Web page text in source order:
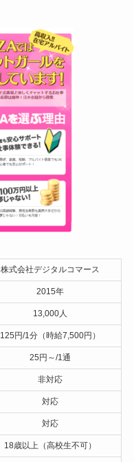
株式会社デジタルコマース
2015年
13,000人
125円/1分（時給7,500円）
25円～/1通
非対応
対応
対応
18歳以上（高校生不可）